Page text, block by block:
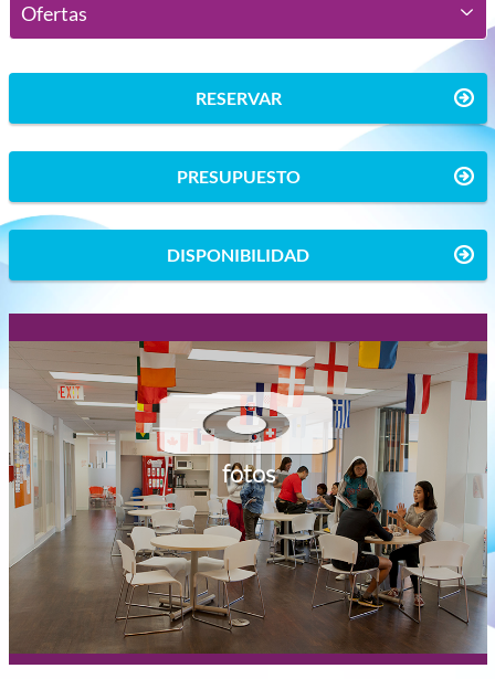
Ofertas
RESERVAR
PRESUPUESTO
DISPONIBILIDAD
fotos